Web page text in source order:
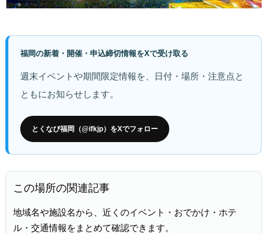
福岡の新着・開催・申込締切情報をXで受け取る
週末イベントや期間限定情報を、日付・場所・注意点と
ともにお知らせします。
とくなび福岡（@ifkjp）をXでフォロー
この場所の関連記事
地域名や施設名から、近くのイベント・おでかけ・ホテ
ル・交通情報をまとめて確認できます。